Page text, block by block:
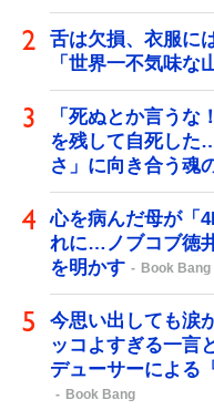
舌は欠損、衣服に
「世界一不気味な
「死ぬとか言う
を残して自死した
さ」に向き合う魂
心を病んだ母が「
れに…ノブコブ徳
を明かす
Book Bang
今思い出しても涙
ッコよすぎる一言
デューサーによる
Book Bang